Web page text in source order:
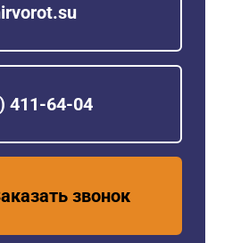
411-64-04
звонок